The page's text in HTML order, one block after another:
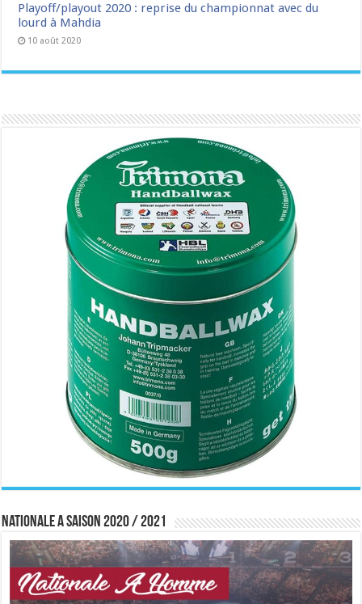
Playoff/playout 2020 : reprise du championnat avec du
lourd à Mahdia
10 août 2020
Nationale A saison 2020 / 2021